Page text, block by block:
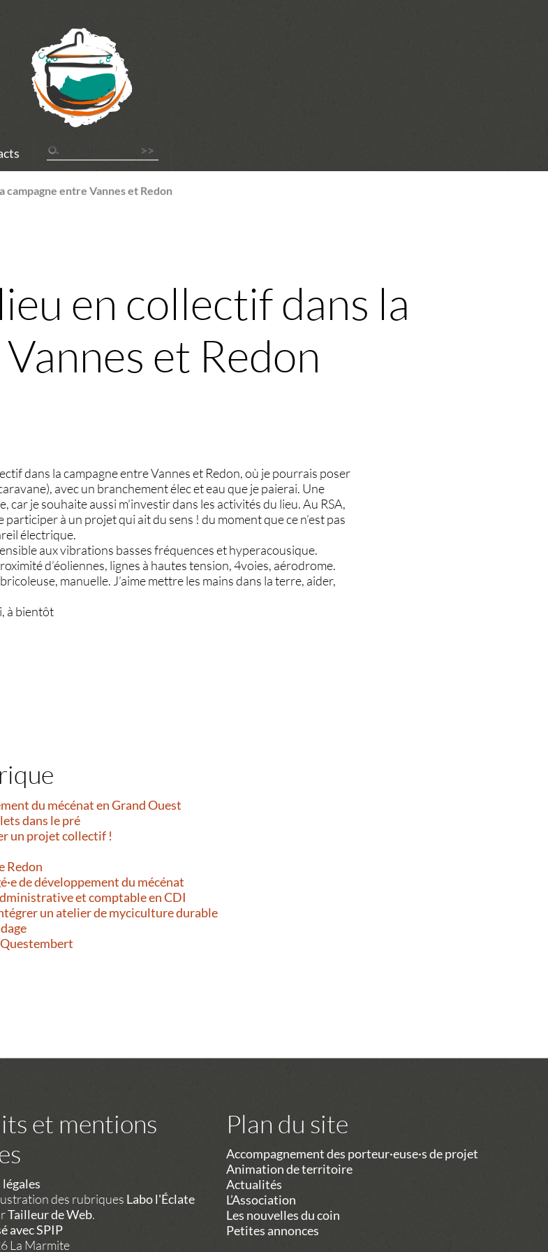
campagne entre Vannes et Redon
en collectif dans la
et Redon
dans la campagne entre Vannes et Redon, où je pourrais poser
avec un branchement élec et eau que je paierai. Une
je souhaite aussi m’investir dans les activités du lieu. Au RSA,
participer à un projet qui ait du sens ! du moment que ce n’est pas
électrique.
aux vibrations basses fréquences et hyperacousique.
d’éoliennes, lignes à hautes tension, 4voies, aérodrome.
manuelle. J’aime mettre les mains dans la terre, aider,
à bientôt
du mécénat en Grand Ouest
dans le pré
un projet collectif !
Redon
de développement du mécénat
et comptable en CDI
un atelier de myciculture durable
et mentions
des rubriques Labo l'Éclate
Tailleur de Web.
avec SPIP
La Marmite
Plan du site
Accompagnement des porteur·euse·s de projet
Animation de territoire
Actualités
L’Association
Les nouvelles du coin
Petites annonces